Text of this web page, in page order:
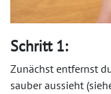
Schritt 1:
Zunächst entfernst
sauber aussieht